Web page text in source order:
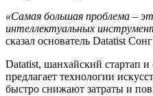
«Самая большая проблема –
интеллектуальных
сказал основатель Datatist
Datatist, шанхайский стартап и
предлагает технологии
быстро снижают затраты и